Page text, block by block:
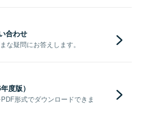
合わせ
な疑問にお答えします。
度版）
形式でダウンロードできま